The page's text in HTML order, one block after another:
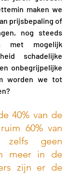
maken we
prijsbepaling of
nog steeds
met mogelijk
schadelijke
onbegrijpelijke
worden we tot
40% van de
60% van
zelfs geen
meer in de
zijn er de